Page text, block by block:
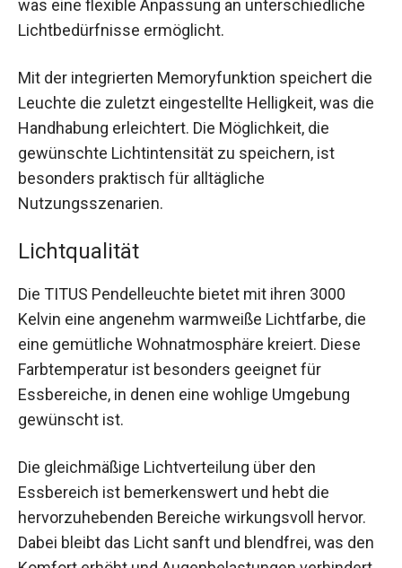
was eine flexible Anpassung an unterschiedliche
Lichtbedürfnisse ermöglicht.
Mit der integrierten Memoryfunktion speichert die
Leuchte die zuletzt eingestellte Helligkeit, was die
Handhabung erleichtert. Die Möglichkeit, die
gewünschte Lichtintensität zu speichern, ist
besonders praktisch für alltägliche
Nutzungsszenarien.
Lichtqualität
Die TITUS Pendelleuchte bietet mit ihren 3000
Kelvin eine angenehm warmweiße Lichtfarbe, die
eine gemütliche Wohnatmosphäre kreiert. Diese
Farbtemperatur ist besonders geeignet für
Essbereiche, in denen eine wohlige Umgebung
gewünscht ist.
Die gleichmäßige Lichtverteilung über den
Essbereich ist bemerkenswert und hebt die
hervorzuhebenden Bereiche wirkungsvoll hervor.
Dabei bleibt das Licht sanft und blendfrei, was den